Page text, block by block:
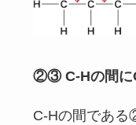
②③ C-Hの間に
C-Hの間であ